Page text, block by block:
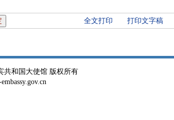
全文打印 打印文字稿
共和国大使馆 版权所有